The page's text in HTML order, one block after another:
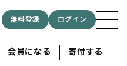
無料登録 ログイン
会員になる 寄付する